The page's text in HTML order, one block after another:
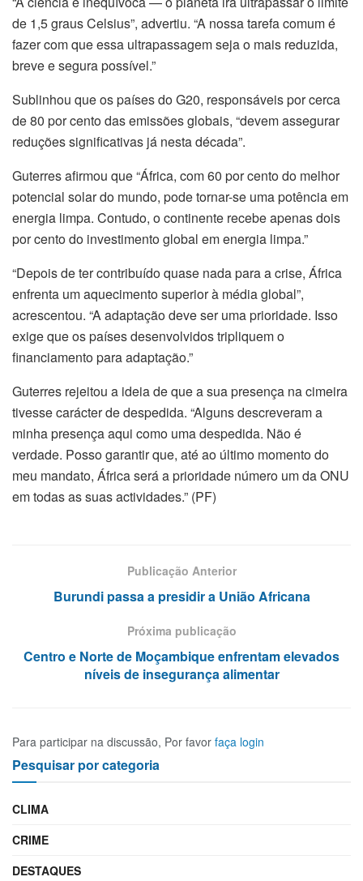
de 1,5 graus Celsius”, advertiu. “A nossa tarefa comum é
fazer com que essa ultrapassagem seja o mais reduzida,
breve e segura possível.”
Sublinhou que os países do G20, responsáveis por cerca
de 80 por cento das emissões globais, “devem assegurar
reduções significativas já nesta década”.
Guterres afirmou que “África, com 60 por cento do melhor
potencial solar do mundo, pode tornar-se uma potência em
energia limpa. Contudo, o continente recebe apenas dois
por cento do investimento global em energia limpa.”
“Depois de ter contribuído quase nada para a crise, África
enfrenta um aquecimento superior à média global”,
acrescentou. “A adaptação deve ser uma prioridade. Isso
exige que os países desenvolvidos tripliquem o
financiamento para adaptação.”
Guterres rejeitou a ideia de que a sua presença na cimeira
tivesse carácter de despedida. “Alguns descreveram a
minha presença aqui como uma despedida. Não é
verdade. Posso garantir que, até ao último momento do
meu mandato, África será a prioridade número um da ONU
em todas as suas actividades.” (PF)
Publicação Anterior
Burundi passa a presidir a União Africana
Próxima publicação
Centro e Norte de Moçambique enfrentam elevados
níveis de insegurança alimentar
Para participar na discussão, Por favor faça login
Pesquisar por categoria
CLIMA
CRIME
DESTAQUES